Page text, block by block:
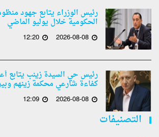
رئيس الوزراء يتابع جهود
الحكومية خلال يوليو الماضي
2026-08-08
12:20
رئيس حي السيدة زينب يتابع
كفاءة شارعي محكمة زينهم
2026-08-08
12:09
التصنيفات